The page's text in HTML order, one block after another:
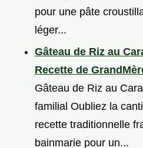
pour une pâte
léger...
Gâteau de Riz au
Recette de
Gâteau de Riz au
familial Oubliez la
recette traditionnelle
bainmarie pour un...